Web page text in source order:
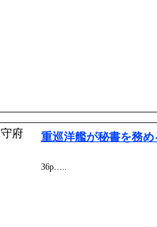
重巡洋艦が秘書を務
36p…..